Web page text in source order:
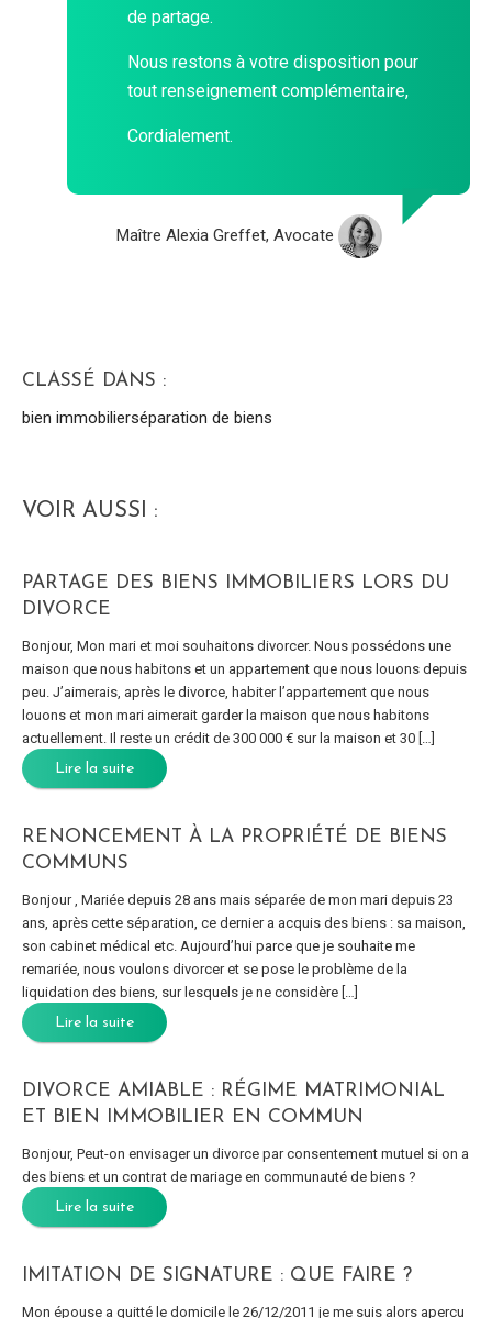
de partage.
Nous restons à votre disposition pour
tout renseignement complémentaire,
Cordialement.
Maître Alexia Greffet, Avocate
CLASSÉ DANS :
bien immobilierséparation de biens
VOIR AUSSI :
PARTAGE DES BIENS IMMOBILIERS LORS DU
DIVORCE
Bonjour, Mon mari et moi souhaitons divorcer. Nous possédons une
maison que nous habitons et un appartement que nous louons depuis
peu. J’aimerais, après le divorce, habiter l’appartement que nous
louons et mon mari aimerait garder la maison que nous habitons
actuellement. Il reste un crédit de 300 000 € sur la maison et 30 […]
Lire la suite
RENONCEMENT À LA PROPRIÉTÉ DE BIENS
COMMUNS
Bonjour , Mariée depuis 28 ans mais séparée de mon mari depuis 23
ans, après cette séparation, ce dernier a acquis des biens : sa maison,
son cabinet médical etc. Aujourd’hui parce que je souhaite me
remariée, nous voulons divorcer et se pose le problème de la
liquidation des biens, sur lesquels je ne considère […]
Lire la suite
DIVORCE AMIABLE : RÉGIME MATRIMONIAL
ET BIEN IMMOBILIER EN COMMUN
Bonjour, Peut-on envisager un divorce par consentement mutuel si on a
des biens et un contrat de mariage en communauté de biens ?
Lire la suite
IMITATION DE SIGNATURE : QUE FAIRE ?
Mon épouse a quitté le domicile le 26/12/2011 je me suis alors apercu